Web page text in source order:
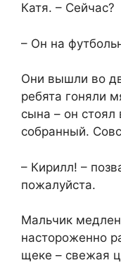
Катя. – Сейчас?
– Он на
Они вышли во
ребята гоняли
сына – он
собранный.
– Кирилл! –
пожалуйста.
Мальчик
настороженно
щеке – свежая